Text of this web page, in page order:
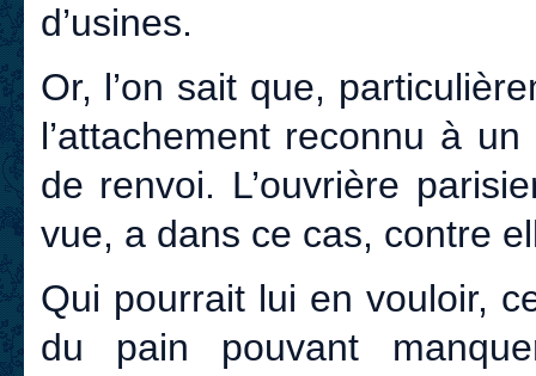
d’usines.
Or, l’on sait que,
l’attachement reconnu à
de renvoi. L’ouvrière
vue, a dans ce cas, contre
Qui pourrait lui en vouloir,
du pain pouvant